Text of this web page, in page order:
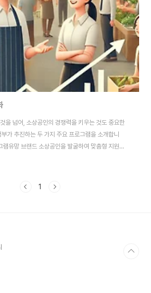
을 넘어, 소상공인의 경쟁력을 키우는 것도 중요한
가 추진하는 두 가지 주요 프로그램을 소개합니
유망 브랜드 소상공인을 발굴하여 맞춤형 지원을
통해 소상공인의 브랜드 가치를 높이고, 지속 가능
발행 확대내수 활성화를 위한 온누리상품권 발행 규
1